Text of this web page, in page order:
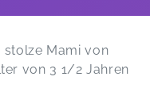
stolze Mami von
von 3 1/2 Jahren